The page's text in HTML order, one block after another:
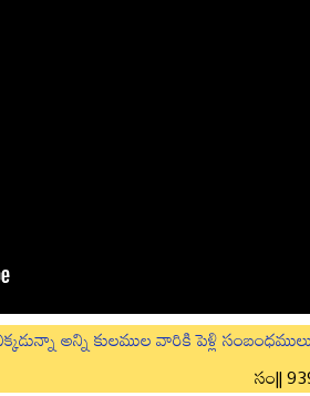
అన్ని కులముల వారికి పెళ్లి సంబంధములు
సం||